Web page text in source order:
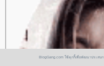
BlogGang.com ใช้คุกกี้เพื่อพัฒนาประสบ